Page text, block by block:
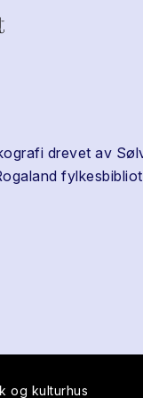
drevet av
og kulturhus